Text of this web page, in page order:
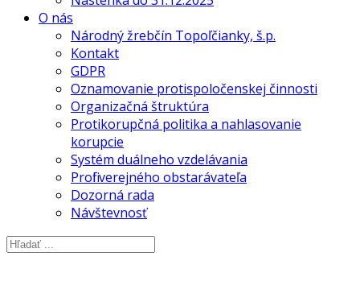
O nás
Národný žrebčín Topoľčianky, š.p.
Kontakt
GDPR
Oznamovanie protispoločenskej činnosti
Organizačná štruktúra
Protikorupčná politika a nahlasovanie
korupcie
Systém duálneho vzdelávania
Profil verejného obstarávateľa
Dozorná rada
Návštevnosť